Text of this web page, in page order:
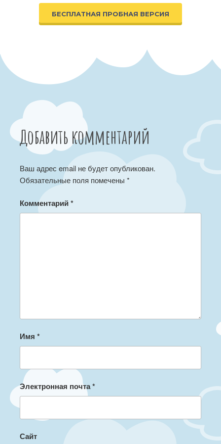
БЕСПЛАТНАЯ ПРОБНАЯ ВЕРСИЯ
Добавить комментарий
Ваш адрес email не будет опубликован.
Обязательные поля помечены *
Комментарий*
Имя *
Электронная почта*
Сайт